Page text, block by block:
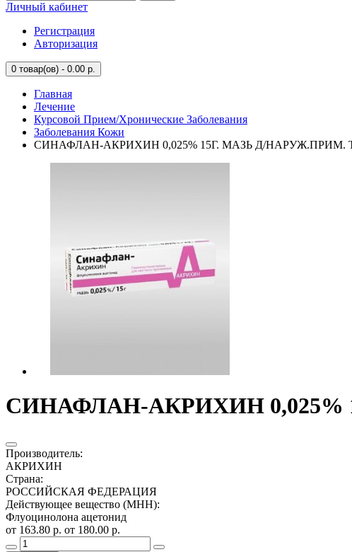
Личный кабинет
Регистрация
Авторизация
0 товар(ов) - 0.00 р.
Главная
Лечение
Курсовой Прием/Хронические Заболевания
Заболевания Кожи
СИНАФЛАН-АКРИХИН 0,025% 15Г. МАЗЬ Д/НАРУЖ.ПРИМ.
СИНАФЛАН-АКРИХИН
Производитель:
АКРИХИН
Страна:
РОССИЙСКАЯ ФЕДЕРАЦИЯ
Действующее вещество (МНН):
Флуоцинолона ацетонид
от 163.80 р. от 180.00 р.